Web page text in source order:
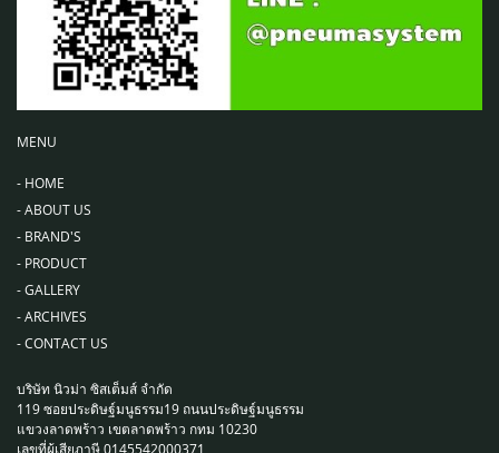
MENU
- HOME
-ABOUT US
- BRAND'S
- PRODUCT
-GALLERY
-ARCHIVES
-CONTACT US
บริษัท นิวม่า ซิสเต็มส์ จำกัด
119 ซอยประดิษฐ์มนูธรรม19 ถนนประดิษฐ์มนูธรรม
แขวงลาดพร้าว เขตลาดพร้าว กทม 10230
เลขที่ผู้เสียภาษี 0145542000371